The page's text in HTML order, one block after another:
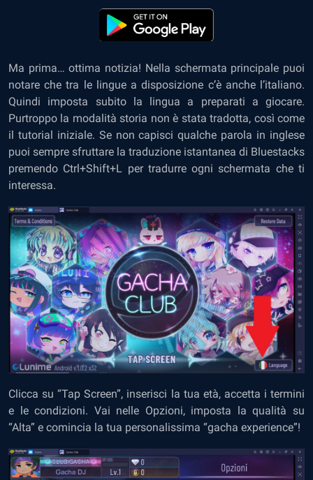
Ma prima… ottima notizia! Nella schermata principale puoi
notare che tra le lingue a disposizione c’è anche l’italiano.
Quindi imposta subito la lingua a preparati a giocare.
Purtroppo la modalità storia non è stata tradotta, così come
il tutorial iniziale. Se non capisci qualche parola in inglese
puoi sempre sfruttare la traduzione istantanea di Bluestacks
premendo Ctrl+Shift+L per tradurre ogni schermata che ti
interessa.
Clicca su “Tap Screen”, inserisci la tua età, accetta i termini
e le condizioni. Vai nelle Opzioni, imposta la qualità su
“Alta” e comincia la tua personalissima “gacha experience”!